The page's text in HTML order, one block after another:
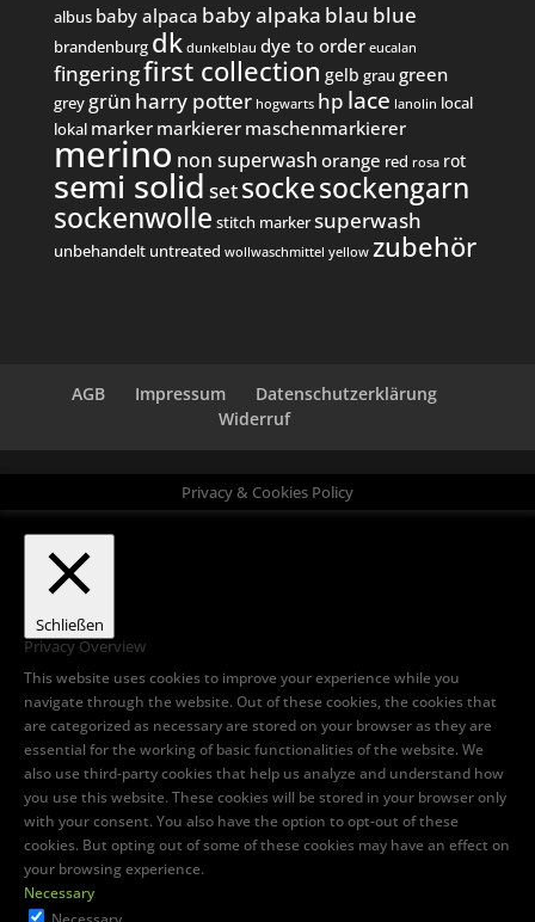
albus baby alpaca baby alpaka blau blue
brandenburg dk dunkelblau dye to order eucalan
fingeringfirst collection gelb grau green
greygrün harry potter hogwarts hp lace lanolin local
lokal marker markierer maschenmarkierer
merino non superwash orange red rosa rot
semi solid setsockesockengarn
sockenwolle stitch markersuperwash
unbehandelt untreated wollwaschmittel yellow zubehör
AGB Impressum
Datenschutzerklärung
Widerruf
Privacy & Cookies Policy
Schließen
Privacy Overview
This website uses cookies to improve your experience while you
navigate through the website. Out of these cookies, the cookies that
are categorized as necessary are stored on your browser as they are
essential for the working of basic functionalities of the website. We
also use third-party cookies that help us analyze and understand how
you use this website. These cookies will be stored in your browser only
with your consent. You also have the option to opt-out of these
cookies. But opting out of some of these cookies may have an effect on
your browsing experience.
Necessary